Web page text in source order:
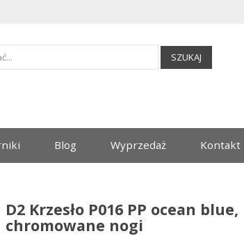
SZUKAJ
Blog Wyprzedaż Kontakt
D2 Krzesło P016 PP ocean blue,
chromowane nogi